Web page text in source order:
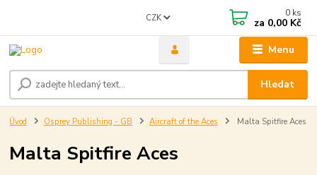
Menu
CZK
Hledat
0 ks
za 0,00 Kč
Úvod Osprey Publishing - GB Aircraft of the Aces Malta Spitfire Aces
Malta Spitfire Aces